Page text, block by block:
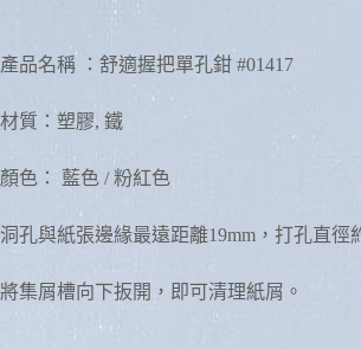
產品名稱 ：舒適握把單孔鉗 #01417
材質：塑膠, 鐵
顏色： 藍色 / 粉紅色
洞孔與紙張邊緣最遠距離19mm，打孔直徑
將集屑槽向下扳開，即可清理紙屑。